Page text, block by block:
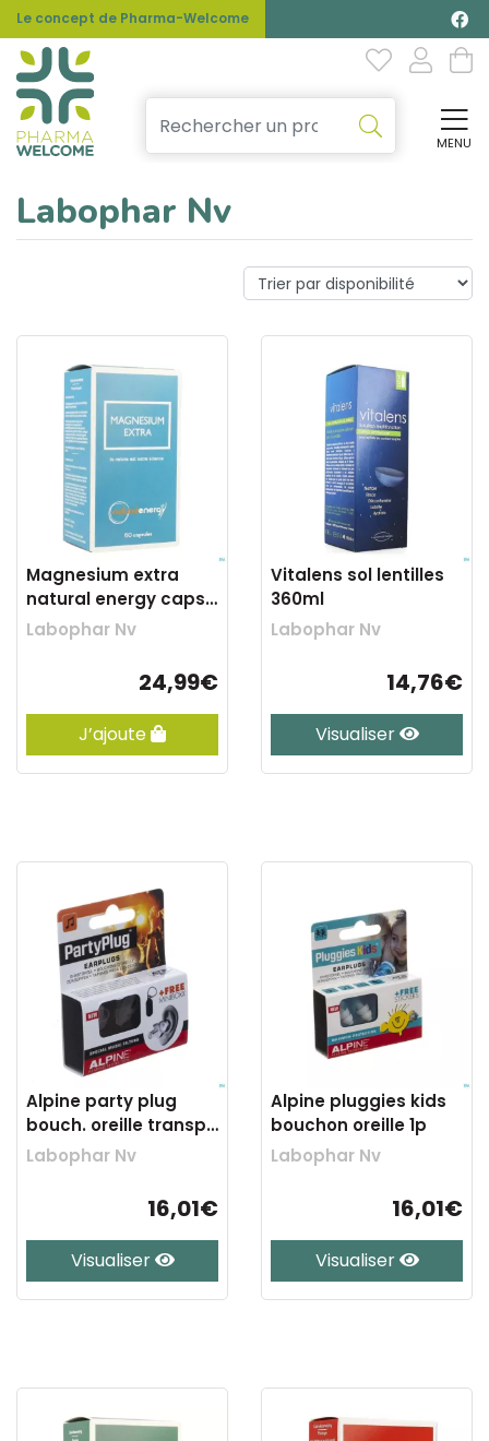
Le concept de Pharma-Welcome
MENU
Labophar Nv
Magnesium extra
natural energy caps
60
Labophar Nv
24,99€
J’ajoute
Vitalens sol lentilles
360ml
Labophar Nv
14,76€
Visualiser
Alpine party plug
bouch. oreille transp.
new 1p
Labophar Nv
16,01€
Visualiser
Alpine pluggies kids
bouchon oreille 1p
Labophar Nv
16,01€
Visualiser